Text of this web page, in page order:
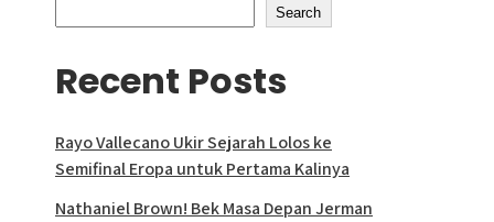
Search
Recent Posts
Rayo Vallecano Ukir Sejarah Lolos ke
Semifinal Eropa untuk Pertama Kalinya
Nathaniel Brown! Bek Masa Depan Jerman